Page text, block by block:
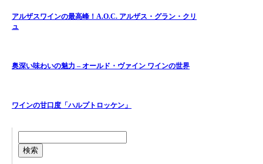
アルザスワインの最高峰！A.O.C. アルザス・グラン・クリ
ュ
奥深い味わいの魅力 – オールド・ヴァイン ワインの世界
ワインの甘口度「ハルプトロッケン」
検索